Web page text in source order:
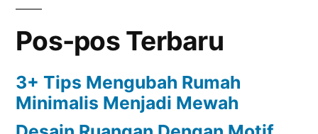
Pos-pos Terbaru
3+ Tips Mengubah Rumah
Minimalis Menjadi Mewah